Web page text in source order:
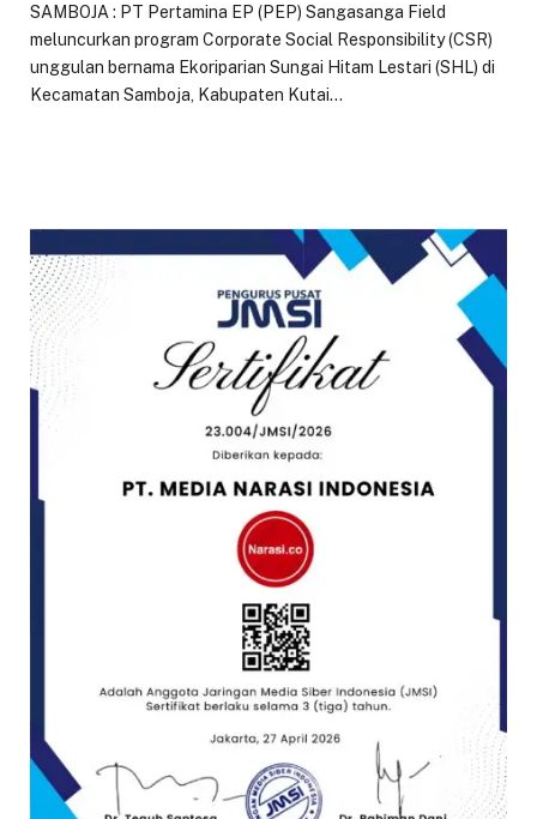
SAMBOJA : PT Pertamina EP (PEP) Sangasanga Field
meluncurkan program Corporate Social Responsibility (CSR)
unggulan bernama Ekoriparian Sungai Hitam Lestari (SHL) di
Kecamatan Samboja, Kabupaten Kutai…